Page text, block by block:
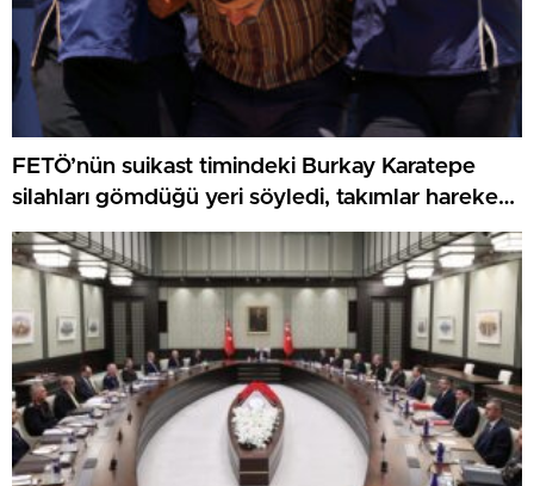
FETÖ’nün suikast timindeki Burkay Karatepe
silahları gömdüğü yeri söyledi, takımlar harekete
geçti